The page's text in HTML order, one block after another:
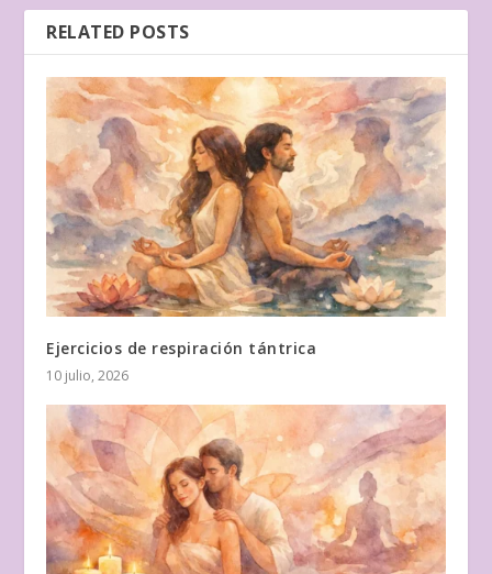
RELATED POSTS
Ejercicios de respiración tántrica
10 julio, 2026